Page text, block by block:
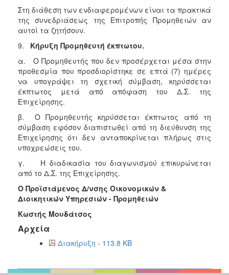
Στη διάθεση των ενδιαφερομένων είναι τα πρακτικά
της συνεδριάσεως της Επιτροπής Προμηθειών αν
αυτοί τα ζητήσουν.
9. Κήρυξη Προμηθευτή έκπτωτου.
α. Ο Προμηθευτής που δεν προσέρχεται μέσα στην
προθεσμία που προσδιορίστηκε σε επτά (7) ημέρες
να υπογράψει τη σχετική σύμβαση, κηρύσσεται
έκπτωτος μετά από απόφαση του Δ.Σ. της
Επιχείρησης.
β. Ο Προμηθευτής κηρύσσεται έκπτωτος από τη
σύμβαση εφόσον διαπιστωθεί από τη διεύθυνση της
Επιχείρησης ότι δεν ανταποκρίνεται πλήρως στις
υποχρεώσεις του.
γ. Η διαδικασία του διαγωνισμού επικυρώνεται
από το Δ.Σ. της Επιχείρησης.
Ο Προϊστάμενος Δ/νσης Οικονομικών &
Διοικητικών Υπηρεσιών - Προμηθειών
Κωστής Μουδάτσος
Αρχεία
Διακήρυξη - 113.8 KB